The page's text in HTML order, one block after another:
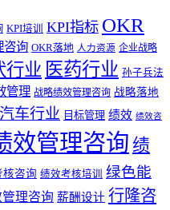
KPI培训 KPI指标 OKR
咨询 OKR落地 人力资源 企业战略
行业 医药行业 孙子兵法
管理 战略绩效管理咨询 战略落地
车行业 目标管理 绩效 绩效咨
效管理咨询 绩
核咨询 绩效考核培训
绿色能
理咨询 薪酬设计 行隆咨